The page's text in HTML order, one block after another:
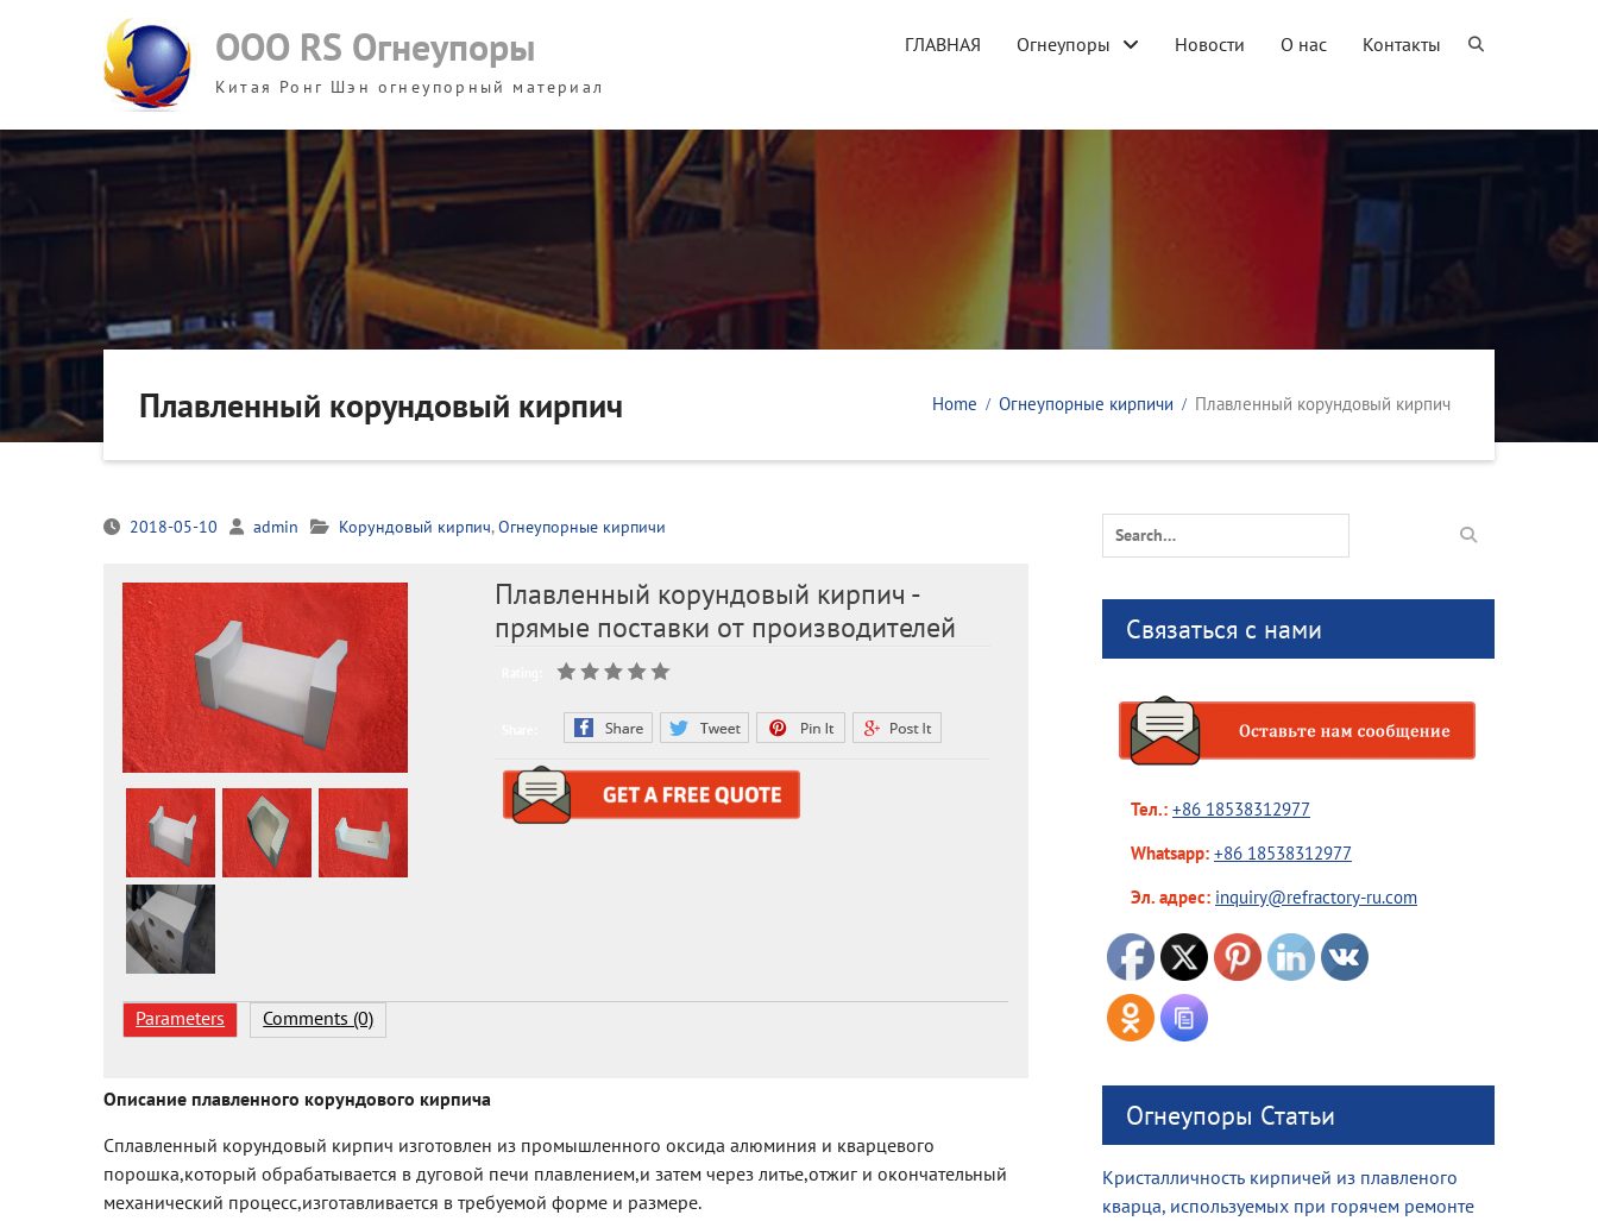
ООО RS Огнеупоры
Китая Ронг Шэн огнеупорный материал
ГЛАВНАЯ Огнеупоры Новости О нас Контакты
Плавленный корундовый кирпич Home Огнеупорные кирпичи Плавленный корундовый кирпич
2018-05-10 admin Корундовый кирпич,Огнеупорные кирпичи
Плавленный корундовый кирпич -
прямые поставки от производителей
Parameters Comments (0)
Описание плавленного корундового кирпича
Сплавленный корундовый кирпич изготовлен из промышленного оксида алюминия и кварцевого
порошка,который обрабатывается в дуговой печи плавлением,и затем через литье,отжиг и окончательный
механический процесс,изготавливается в требуемой форме и размере.
Search
for:
Связаться с нами
Тел.: +86 18538312977
Whatsapp: +86 18538312977
Эл. адрес: inquiry@refractory-ru.com
Огнеупоры Статьи
Кристалличность кирпичей из плавленого
кварца, используемых при горячем ремонте